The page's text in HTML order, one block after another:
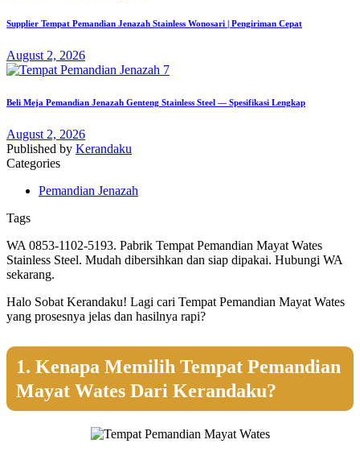
Supplier Tempat Pemandian Jenazah Stainless Wonosari | Pengiriman Cepat
August 2, 2026
Beli Meja Pemandian Jenazah Genteng Stainless Steel — Spesifikasi Lengkap
August 2, 2026
Published by Kerandaku
Categories
Pemandian Jenazah
Tags
WA 0853-1102-5193. Pabrik Tempat Pemandian Mayat Wates
Stainless Steel. Mudah dibersihkan dan siap dipakai. Hubungi WA
sekarang.
Halo Sobat Kerandaku! Lagi cari Tempat Pemandian Mayat Wates
yang prosesnya jelas dan hasilnya rapi?
1. Kenapa Memilih Tempat Pemandian
Mayat Wates Dari Kerandaku?